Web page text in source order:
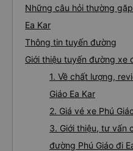
Những câu hỏi thường
Ea Kar
Thông tin tuyến đường
Giới thiệu tuyến đường xe
1. Về chất lượng,
Giáo Ea Kar
2. Giá vé xe Phú
3. Giới thiệu, tư vấn
đường Phú Giáo đi